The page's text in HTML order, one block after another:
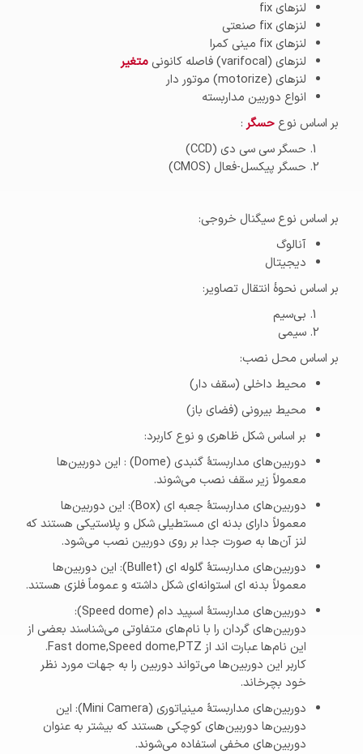
لنزهای fix
لنزهای fix صنعتی
لنزهای fix مینی کمرا
لنزهای (varifocal) فاصله کانونی
متغیر
لنزهای (motorize) موتور دار
انواع دوربین مداربسته
بر اساس نوع حسگر :
حسگر سی سی دی (CCD)
حسگر پیکسل-فعال (CMOS)
بر اساس نوع سیگنال خروجی:
آنالوگ
دیجیتال
بر اساس نحوهٔ انتقال تصاویر:
بی‌سیم
سیمی
بر اساس محل نصب:
محیط داخلی (سقف دار)
محیط بیرونی (فضای باز)
بر اساس شکل ظاهری و نوع کاربرد:
دوربین‌های مداربستهٔ گنبدی (Dome) : این دوربین‌ها
معمولاً زیر سقف نصب می‌شوند.
دوربین‌های مداربستهٔ جعبه ای (Box): این دوربین‌ها
معمولاً دارای بدنه ای مستطیلی شکل و پلاستیکی هستند که
لنز آن‌ها به صورت جدا بر روی دوربین نصب می‌شود.
دوربین‌های مداربستهٔ گلوله ای (Bullet): این دوربین‌ها
معمولاً بدنه ای استوانه‌ای شکل داشته و عموماً فلزی هستند.
دوربین‌های مداربستهٔ اسپید دام (Speed dome):
دوربین‌های گردان را با نام‌های متفاوتی می‌شناسند بعضی از
این نام‌ها عبارت اند از Fast dome,Speed dome,PTZ.
کاربر این دوربین‌ها می‌تواند دوربین را به جهات مورد نظر
خود بچرخاند.
دوربین‌های مداربستهٔ مینیاتوری (Mini Camera): این
دوربین‌ها دوربین‌های کوچکی هستند که بیشتر به عنوان
دوربین‌های مخفی استفاده می‌شوند.